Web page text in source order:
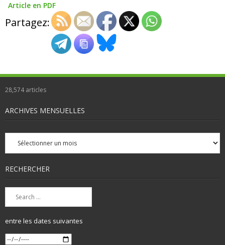
Article en PDF
Partagez:
28,574articles
ARCHIVES MENSUELLES
Archives
mensuelles
RECHERCHER
entre les dates suivantes